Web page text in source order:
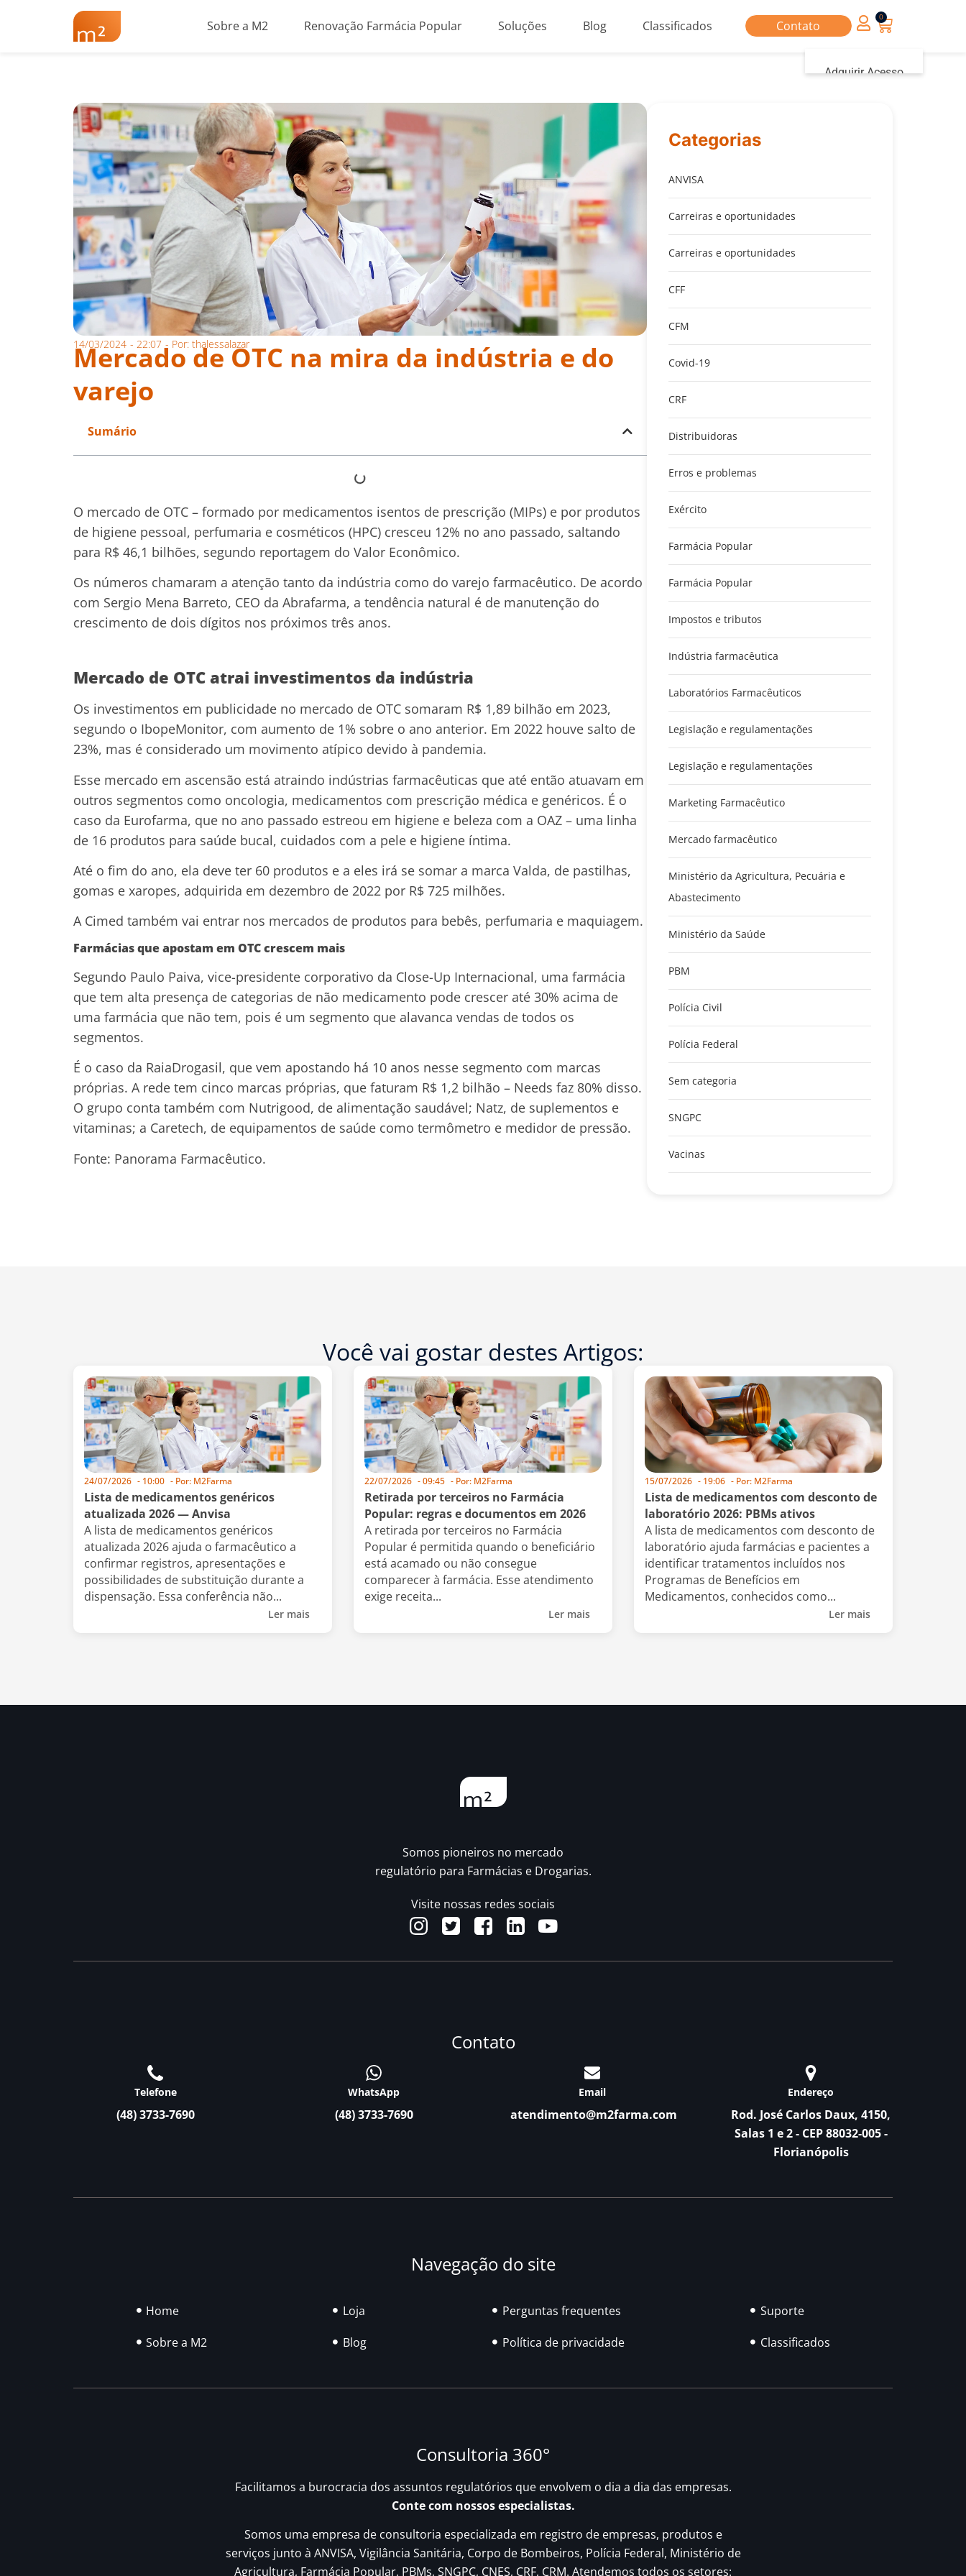
Sobre a M2 Renovação Farmácia Popular Soluções Blog Classificados Contato
Adquirir Acesso
0
14/03/2024 - 22:07 - Por: thalessalazar
Mercado de OTC na mira da indústria e do
varejo
Sumário
O mercado de OTC – formado por medicamentos isentos de prescrição (MIPs) e por produtos
de higiene pessoal, perfumaria e cosméticos (HPC) cresceu 12% no ano passado, saltando
para R$ 46,1 bilhões, segundo reportagem do Valor Econômico.
Os números chamaram a atenção tanto da indústria como do varejo farmacêutico. De acordo
com Sergio Mena Barreto, CEO da Abrafarma, a tendência natural é de manutenção do
crescimento de dois dígitos nos próximos três anos.
Mercado de OTC atrai investimentos da indústria
Os investimentos em publicidade no mercado de OTC somaram R$ 1,89 bilhão em 2023,
segundo o IbopeMonitor, com aumento de 1% sobre o ano anterior. Em 2022 houve salto de
23%, mas é considerado um movimento atípico devido à pandemia.
Esse mercado em ascensão está atraindo indústrias farmacêuticas que até então atuavam em
outros segmentos como oncologia, medicamentos com prescrição médica e genéricos. É o
caso da Eurofarma, que no ano passado estreou em higiene e beleza com a OAZ – uma linha
de 16 produtos para saúde bucal, cuidados com a pele e higiene íntima.
Até o fim do ano, ela deve ter 60 produtos e a eles irá se somar a marca Valda, de pastilhas,
gomas e xaropes, adquirida em dezembro de 2022 por R$ 725 milhões.
A Cimed também vai entrar nos mercados de produtos para bebês, perfumaria e maquiagem.
Farmácias que apostam em OTC crescem mais
Segundo Paulo Paiva, vice-presidente corporativo da Close-Up Internacional, uma farmácia
que tem alta presença de categorias de não medicamento pode crescer até 30% acima de
uma farmácia que não tem, pois é um segmento que alavanca vendas de todos os
segmentos.
É o caso da RaiaDrogasil, que vem apostando há 10 anos nesse segmento com marcas
próprias. A rede tem cinco marcas próprias, que faturam R$ 1,2 bilhão – Needs faz 80% disso.
O grupo conta também com Nutrigood, de alimentação saudável; Natz, de suplementos e
vitaminas; a Caretech, de equipamentos de saúde como termômetro e medidor de pressão.
Fonte: Panorama Farmacêutico.
Categorias
ANVISA
Carreiras e oportunidades
Carreiras e oportunidades
CFF
CFM
Covid-19
CRF
Distribuidoras
Erros e problemas
Exército
Farmácia Popular
Farmácia Popular
Impostos e tributos
Indústria farmacêutica
Laboratórios Farmacêuticos
Legislação e regulamentações
Legislação e regulamentações
Marketing Farmacêutico
Mercado farmacêutico
Ministério da Agricultura, Pecuária e
Abastecimento
Ministério da Saúde
PBM
Polícia Civil
Polícia Federal
Sem categoria
SNGPC
Vacinas
Você vai gostar destes Artigos:
24/07/2026 - 10:00 - Por: M2Farma
Lista de medicamentos genéricos
atualizada 2026 — Anvisa
A lista de medicamentos genéricos
atualizada 2026 ajuda o farmacêutico a
confirmar registros, apresentações e
possibilidades de substituição durante a
dispensação. Essa conferência não...
Ler mais
22/07/2026 -09:45 - Por: M2Farma
Retirada por terceiros no Farmácia
Popular: regras e documentos em 2026
A retirada por terceiros no Farmácia
Popular é permitida quando o beneficiário
está acamado ou não consegue
comparecer à farmácia. Esse atendimento
exige receita...
Ler mais
15/07/2026 - 19:06 - Por: M2Farma
Lista de medicamentos com desconto de
laboratório 2026: PBMs ativos
A lista de medicamentos com desconto de
laboratório ajuda farmácias e pacientes a
identificar tratamentos incluídos nos
Programas de Benefícios em
Medicamentos, conhecidos como...
Ler mais
Somos pioneiros no mercado
regulatório para Farmácias e Drogarias.
Visite nossas redes sociais
Contato
Telefone
(48) 3733-7690
WhatsApp
(48) 3733-7690
Email
atendimento@m2farma.com
Endereço
Rod. José Carlos Daux, 4150,
Salas 1 e 2 - CEP 88032-005 -
Florianópolis
Navegação do site
Home
Sobre a M2
Loja
Blog
Perguntas frequentes
Política de privacidade
Suporte
Classificados
Consultoria 360°
Facilitamos a burocracia dos assuntos regulatórios que envolvem o dia a dia das empresas.
Conte com nossos especialistas.
Somos uma empresa de consultoria especializada em registro de empresas, produtos e
serviços junto à ANVISA, Vigilância Sanitária, Corpo de Bombeiros, Polícia Federal, Ministério de
Agricultura, Farmácia Popular, PBMs, SNGPC, CNES, CRF, CRM. Atendemos todos os setores: